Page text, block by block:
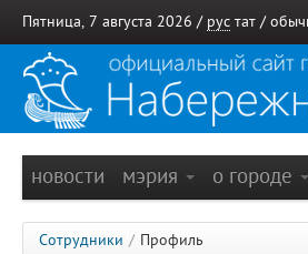
Пятница, 7 августа 2026 / рус тат /
новости мэрия о городе
Сотрудники / Профиль